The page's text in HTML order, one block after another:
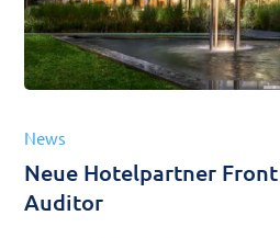
News
Neue Hotelpartner
Auditor